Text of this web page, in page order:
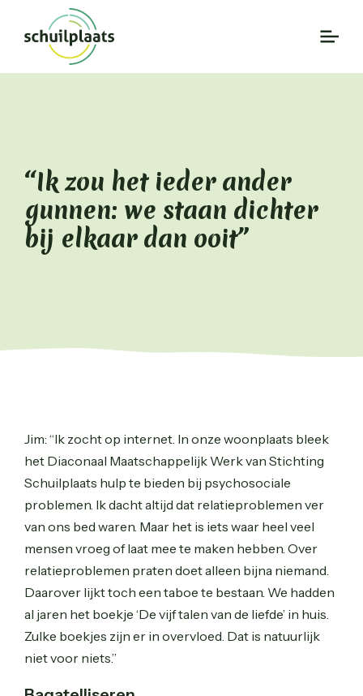
“Ik zou het ieder ander
gunnen: we staan dichter
bij elkaar dan ooit”
Jim: “Ik zocht op internet. In onze woonplaats bleek
het Diaconaal Maatschappelijk Werk van Stichting
Schuilplaats hulp te bieden bij psychosociale
problemen. Ik dacht altijd dat relatieproblemen ver
van ons bed waren. Maar het is iets waar heel veel
mensen vroeg of laat mee te maken hebben. Over
relatieproblemen praten doet alleen bijna niemand.
Daarover lijkt toch een taboe te bestaan. We hadden
al jaren het boekje ‘De vijf talen van de liefde’ in huis.
Zulke boekjes zijn er in overvloed. Dat is natuurlijk
niet voor niets.”